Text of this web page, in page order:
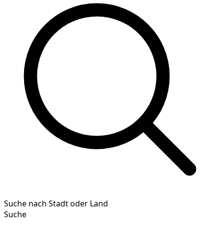
Suche nach Stadt oder Land
Suche